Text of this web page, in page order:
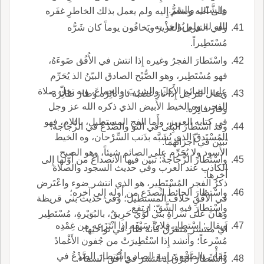
على الله وسلم إِليه ولم يعمل بذلك الخاطرِ غفَره
الله له ولم يُؤاخِذْ به.
والشَّيْب والشرُّ.
وفي التنزيل العزيز ويَخافُون يوماً كان شَرُّه
مُسْتَطِيراً.
واسْتَطارَ الفجرُ وغيره إِذا انتش في الأُفُق ضَوءَهُ،
فهو مُسْتَطِير، وهو الصُّبْح الصادق البيّنُ الذ يُحَرِّم
على الصائم الأَكلَ والشربَ والجماعَ، وبه تحلّ صلاة
الفجر، وه الخيط الأَبيض الذي ذكره الله عز وجل
في كتابه العزيز، وأَما الفج المستطيل، باللام، فهو
المُسْتَدقّ الذي يُشَبَّه بذَنب السِّرْحان، وه الخيط
الأَسود ولا يُحَرِّم على الصائم شيئاً، وهو الصبح
الكاذب عند العرب وفي حديث السجود والصلاة
ذكرُ الفجر المُسْتَطِير، هو الذي انتشر ضوء واعْتَرض
في الأُفُقِ خلاف المستطيل؛ وفي حديث بني قريظة
وهانَ على سَراةِ بني لُؤَيّ حَرِيقٌ، بالبُوَيْرةِ، مُسْتَطِير
أَي منتشر متفرّق كأَنه طارَ في نواحيها.
ويقال للرجل إِذا ثارَ غضبُه ثارَ ثائِرُه وطارَ طائِرُه
وفارَ فائِرُه.
وقد اسْتطارَ البِلى في الثو والصَّدْعُ في الزُّجاجة:
تَبَيّن في أَجزائهما.
واسْتَطارَ الزُّجاجةُ: تبيّن فيها الانصداعُ من أَوّلها إِلى
آخرها.
واسْتطارَ الحائطُ انْصدَع من أَوله إِلى آخره؛
واسْتطارَ فيه الشَّقّ: ارتفع.
ويقال: اسْتطار فلانٌ سَيْفَه إذا انْتَزَعه من غِمْدِه
مُسْرعاً؛ وأَنشد إِذا اسْتُطِيرَتْ من جُفون الأَغْمادْ
فَقَأْنَ بالصَّقْع يَرابِيعَ الصاد واسْتطارَ الصَّدْعُ في
واسْتطارَ البَرْقُ إِذ انتشر في أُفُقِ السماء.